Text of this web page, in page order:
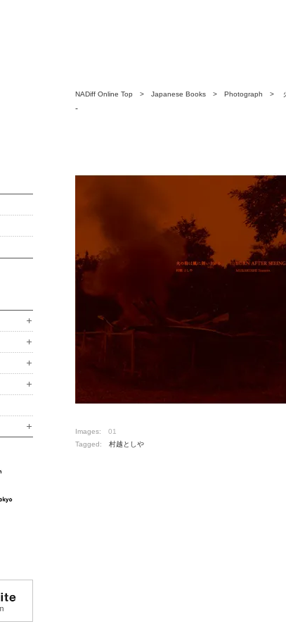
NADiff Online Top > Japanese Books > Photograph > 火
-
Images: 01
Tagged: 村越としや